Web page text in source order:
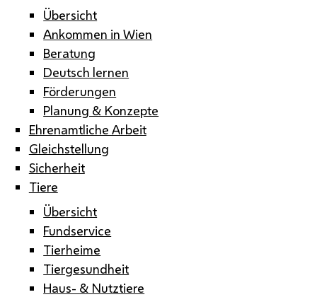
Übersicht
Ankommen in Wien
Beratung
Deutsch lernen
Förderungen
Planung & Konzepte
Ehrenamtliche Arbeit
Gleichstellung
Sicherheit
Tiere
Übersicht
Fundservice
Tierheime
Tiergesundheit
Haus- & Nutztiere